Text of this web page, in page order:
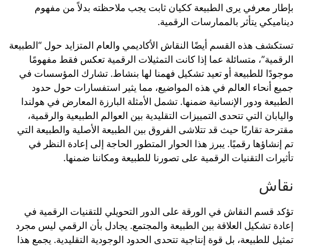
بإطار معرفي يرى الطبيعة ككيان ثابت يجب ملاحظته بدلاً من مفهوم
ديناميكي يتأثر بالممارسات الرقمية.
تستكشف هذه القسم أيضًا النقاش الأكاديمي والعام المتزايد حول “الطبيعة
الرقمية”، متسائلة عما إذا كانت التمثيلات الرقمية تعكس فقط مفهومًا
موجودًا للطبيعة أو تعيد تشكيل فهمنا لها بنشاط. تشارك المؤسسات في
جميع أنحاء العالم في هذه المواضيع، مما يثير استفسارات حول حدود
الطبيعة ودور الإنسانية ضمنها. تشمل الأمثلة البارزة المعارض في هولندا
واليابان التي تتحدى التمييزات التقليدية بين العوالم الطبيعية والرقمية،
مقترحة تقاربًا حيث قد تتلاشى الفروق بين الطبيعة الأصلية والطبيعة التي
تم إنشاؤها رقميًا. يبرز هذا الحوار المتطور الحاجة إلى إعادة النظر في
تأثيرات التقنيات الرقمية على تصورنا للطبيعة ومكاننا ضمنها.
نقاش
تؤكد قسم النقاش في الورقة على الدور التحويلي للتقنيات الرقمية في
إعادة تشكيل العلاقة بين الطبيعة والمجتمع. يجادل بأن الرقمي ليس مجرد
تمثيل للطبيعة، بل قوة إنتاجية تتحدى الحدود الوجودية التقليدية. يجمع هذا